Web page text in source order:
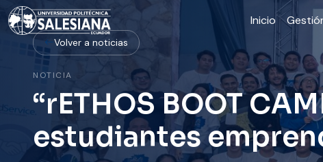
Inicio
Volver a noticias
NOTICIA
“rETHOS BOOT
estudiantes